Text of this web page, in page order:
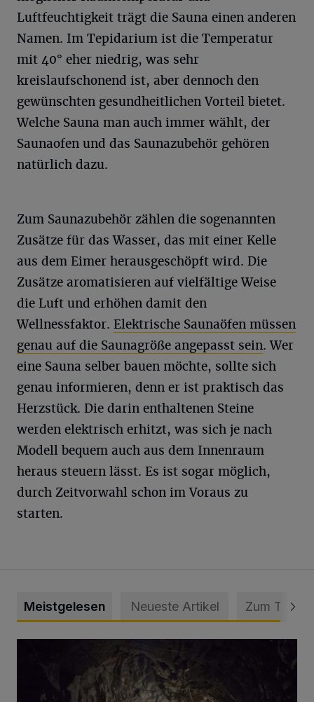
Luftfeuchtigkeit trägt die Sauna einen anderen
Namen. Im Tepidarium ist die Temperatur
mit 40° eher niedrig, was sehr
kreislaufschonend ist, aber dennoch den
gewünschten gesundheitlichen Vorteil bietet.
Welche Sauna man auch immer wählt, der
Saunaofen und das Saunazubehör gehören
natürlich dazu.
Zum Saunazubehör zählen die sogenannten
Zusätze für das Wasser, das mit einer Kelle
aus dem Eimer herausgeschöpft wird. Die
Zusätze aromatisieren auf vielfältige Weise
die Luft und erhöhen damit den
Wellnessfaktor. Elektrische Saunaöfen müssen
genau auf die Saunagröße angepasst sein. Wer
eine Sauna selber bauen möchte, sollte sich
genau informieren, denn er ist praktisch das
Herzstück. Die darin enthaltenen Steine
werden elektrisch erhitzt, was sich je nach
Modell bequem auch aus dem Innenraum
heraus steuern lässt. Es ist sogar möglich,
durch Zeitvorwahl schon im Voraus zu
starten.
Meistgelesen Neueste Artikel Zum Thema